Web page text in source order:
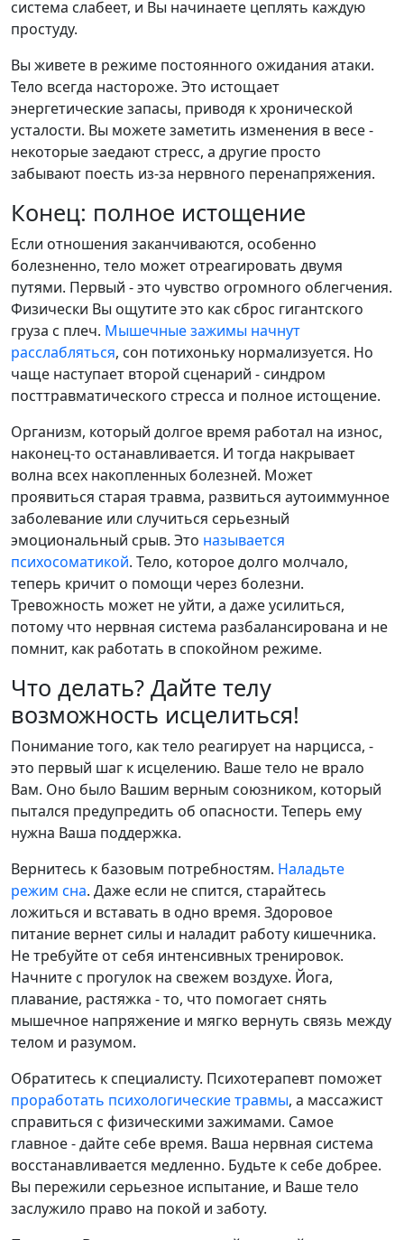
система слабеет, и Вы начинаете цеплять каждую
простуду.
Вы живете в режиме постоянного ожидания атаки.
Тело всегда настороже. Это истощает
энергетические запасы, приводя к хронической
усталости. Вы можете заметить изменения в весе -
некоторые заедают стресс, а другие просто
забывают поесть из-за нервного перенапряжения.
Конец: полное истощение
Если отношения заканчиваются, особенно
болезненно, тело может отреагировать двумя
путями. Первый - это чувство огромного облегчения.
Физически Вы ощутите это как сброс гигантского
груза с плеч. Мышечные зажимы начнут
расслабляться, сон потихоньку нормализуется. Но
чаще наступает второй сценарий - синдром
посттравматического стресса и полное истощение.
Организм, который долгое время работал на износ,
наконец-то останавливается. И тогда накрывает
волна всех накопленных болезней. Может
проявиться старая травма, развиться аутоиммунное
заболевание или случиться серьезный
эмоциональный срыв. Это называется
психосоматикой. Тело, которое долго молчало,
теперь кричит о помощи через болезни.
Тревожность может не уйти, а даже усилиться,
потому что нервная система разбалансирована и не
помнит, как работать в спокойном режиме.
Что делать? Дайте телу
возможность исцелиться!
Понимание того, как тело реагирует на нарцисса, -
это первый шаг к исцелению. Ваше тело не врало
Вам. Оно было Вашим верным союзником, который
пытался предупредить об опасности. Теперь ему
нужна Ваша поддержка.
Вернитесь к базовым потребностям. Наладьте
режим сна. Даже если не спится, старайтесь
ложиться и вставать в одно время. Здоровое
питание вернет силы и наладит работу кишечника.
Не требуйте от себя интенсивных тренировок.
Начните с прогулок на свежем воздухе. Йога,
плавание, растяжка - то, что помогает снять
мышечное напряжение и мягко вернуть связь между
телом и разумом.
Обратитесь к специалисту. Психотерапевт поможет
проработать психологические травмы, а массажист
справиться с физическими зажимами. Самое
главное - дайте себе время. Ваша нервная система
восстанавливается медленно. Будьте к себе добрее.
Вы пережили серьезное испытание, и Ваше тело
заслужило право на покой и заботу.